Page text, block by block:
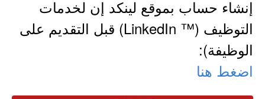
إنشاء حساب بموقع لينكد إن لخدمات
التوظيف (™ LinkedIn) قبل التقديم على
الوظيفة):
اضغط هنا